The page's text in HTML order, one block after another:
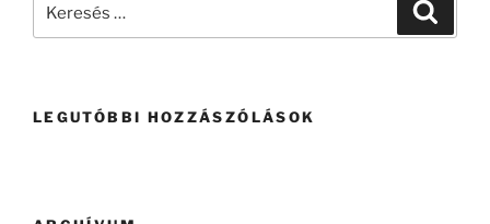
LEGUTÓBBI HOZZÁSZÓLÁSOK